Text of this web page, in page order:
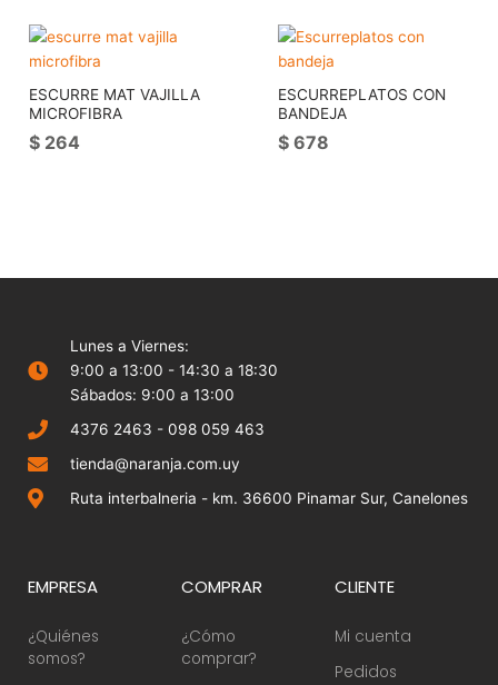
ESCURRE MAT VAJILLA
MICROFIBRA
$ 264
ESCURREPLATOS CON
BANDEJA
$ 678
Lunes a Viernes:
9:00 a 13:00 - 14:30 a 18:30
Sábados: 9:00 a 13:00
4376 2463 - 098 059 463
tienda@naranja.com.uy
Ruta interbalneria - km. 36600 Pinamar Sur, Canelones
EMPRESA
¿Quiénes
somos?
COMPRAR
¿Cómo
comprar?
CLIENTE
Mi cuenta
Pedidos